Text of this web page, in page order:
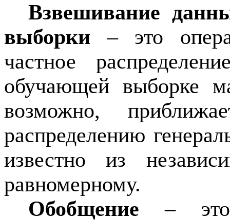
Взвешивание
выборки – это
частное
обучающей выборке
возможно,
распределению
известно из
равномерному.
Обобщение – это